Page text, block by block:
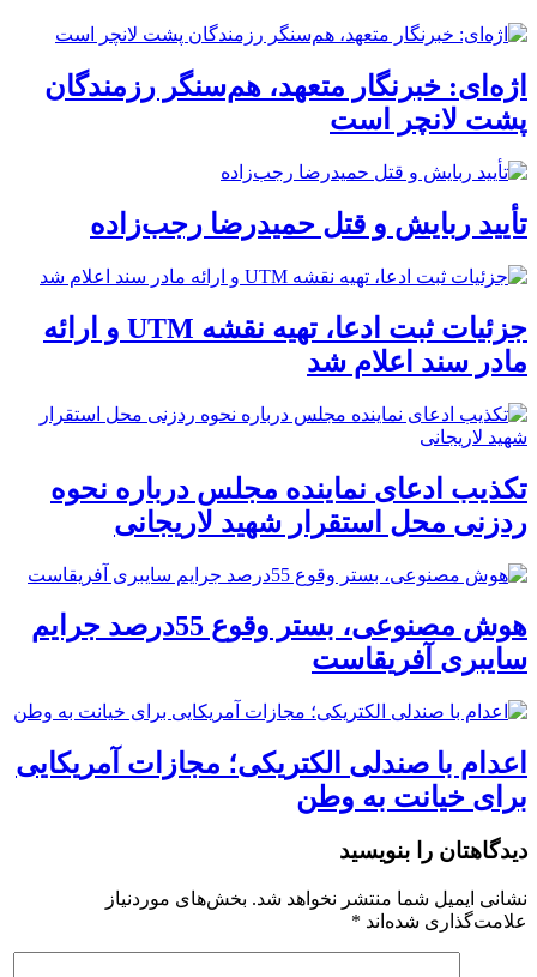
اژه‌ای: خبرنگار متعهد، هم‌سنگر رزمندگان
پشت لانچر است
تأیید ربایش و قتل حمیدرضا رجب‌زاده
جزئیات ثبت ادعا، تهیه نقشه UTM و ارائه
مادر سند اعلام شد
تکذیب ادعای نماینده مجلس درباره نحوه
ردزنی محل استقرار شهید لاریجانی
هوش مصنوعی، بستر وقوع 55درصد جرایم
سایبری آفریقاست
اعدام با صندلی الکتریکی؛ مجازات آمریکایی
برای خیانت به وطن
دیدگاهتان را بنویسید
نشانی ایمیل شما منتشر نخواهد شد. بخش‌های موردنیاز
علامت‌گذاری شده‌اند *